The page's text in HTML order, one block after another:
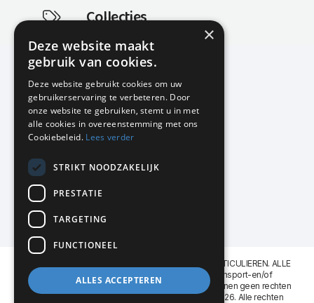
Collecties
Actuele en populaire collecties
KMP Kantoormeubilair
Airport Business Park
Frankfurtstraat 29-31
1175 RH Lijnden
020-617 01 26
info@kmpkantoormeubilair.nl
Facebook
Instagram
KMP Kantoormeubilair levert aan BEDRIJVEN en PARTICULIEREN. ALLE
GENOEMDE PRIJZEN ZIJN EXCL. 21% B.T.W. Transport-en/of
Montagekosten op aanvraag. Aan deze website kunnen geen rechten
worden ontleend. KMP Kantoormeubilair VOF © 2026. Alle rechten
×
Deze website maakt
gebruik van cookies.
Deze website gebruikt cookies om uw
gebruikerservaring te verbeteren. Door
onze website te gebruiken, stemt u in met
alle cookies in overeenstemming met ons
Cookiebeleid. Lees verder
STRIKT NOODZAKELIJK
PRESTATIE
TARGETING
FUNCTIONEEL
ALLES ACCEPTEREN